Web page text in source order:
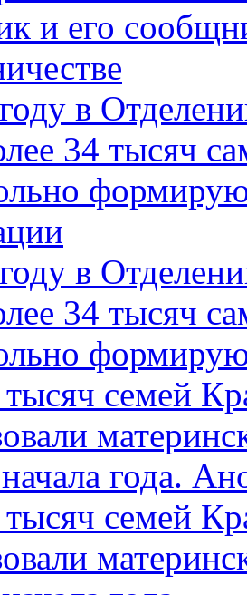
и его
в
34 тысяч
в
34 тысяч
семей
года.
семей